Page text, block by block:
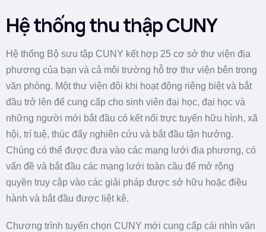
Hệ thống thu thập CUNY
Hệ thống Bộ sưu tập CUNY kết hợp 25 cơ sở thư viện địa
phương của bạn và cả môi trường hỗ trợ thư viện bên trong
văn phòng. Một thư viện đôi khi hoạt động riêng biệt và bắt
đầu trở lên để cung cấp cho sinh viên đại học, đại học và
những người mới bắt đầu có kết nối trực tuyến hữu hình, xã
hội, trí tuệ, thúc đẩy nghiên cứu và bắt đầu tận hưởng.
Chúng có thể được đưa vào các mạng lưới địa phương, có
vấn đề và bắt đầu các mạng lưới toàn cầu để mở rộng
quyền truy cập vào các giải pháp được sở hữu hoặc điều
hành và bắt đầu được liệt kê.
Chương trình tuyển chọn CUNY mới cung cấp cái nhìn văn